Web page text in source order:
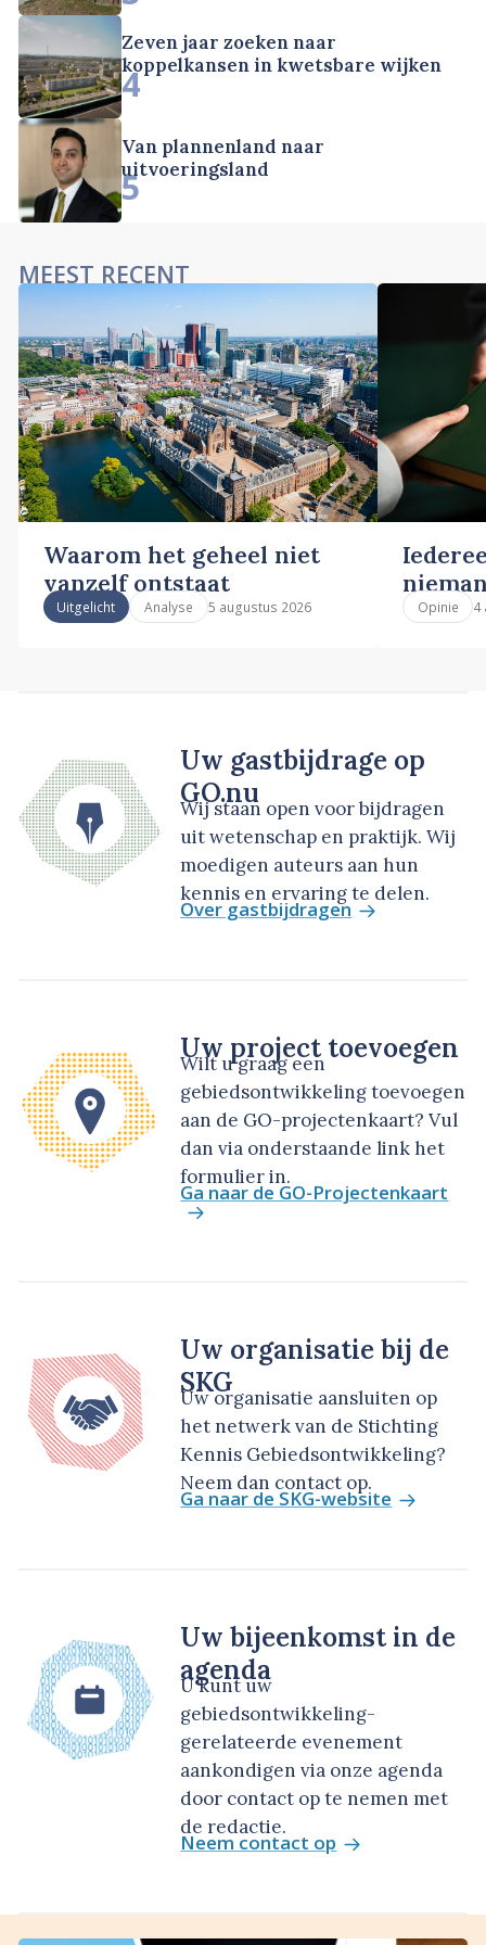
Zeven jaar zoeken naar
koppelkansen in kwetsbare wijken
4
Van plannenland naar
uitvoeringsland
5
MEEST RECENT
Waarom het geheel niet
vanzelf ontstaat
Uitgelicht Analyse 5 augustus 2026 Opinie 4
Uw gastbijdrage op
GO.nu
Wij staan open voor bijdragen
uit wetenschap en praktijk. Wij
moedigen auteurs aan hun
kennis en ervaring te delen.
Over gastbijdragen
Uw project toevoegen
Wilt u graag een
gebiedsontwikkeling toevoegen
aan de GO-projectenkaart? Vul
dan via onderstaande link het
formulier in.
Ga naar de GO-Projectenkaart
Uw organisatie bij de
SKG
Uw organisatie aansluiten op
het netwerk van de Stichting
Kennis Gebiedsontwikkeling?
Neem dan contact op.
Ga naar de SKG-website
Uw bijeenkomst in de
agenda
U kunt uw
gebiedsontwikkeling-
gerelateerde evenement
aankondigen via onze agenda
door contact op te nemen met
de redactie.
Neem contact op